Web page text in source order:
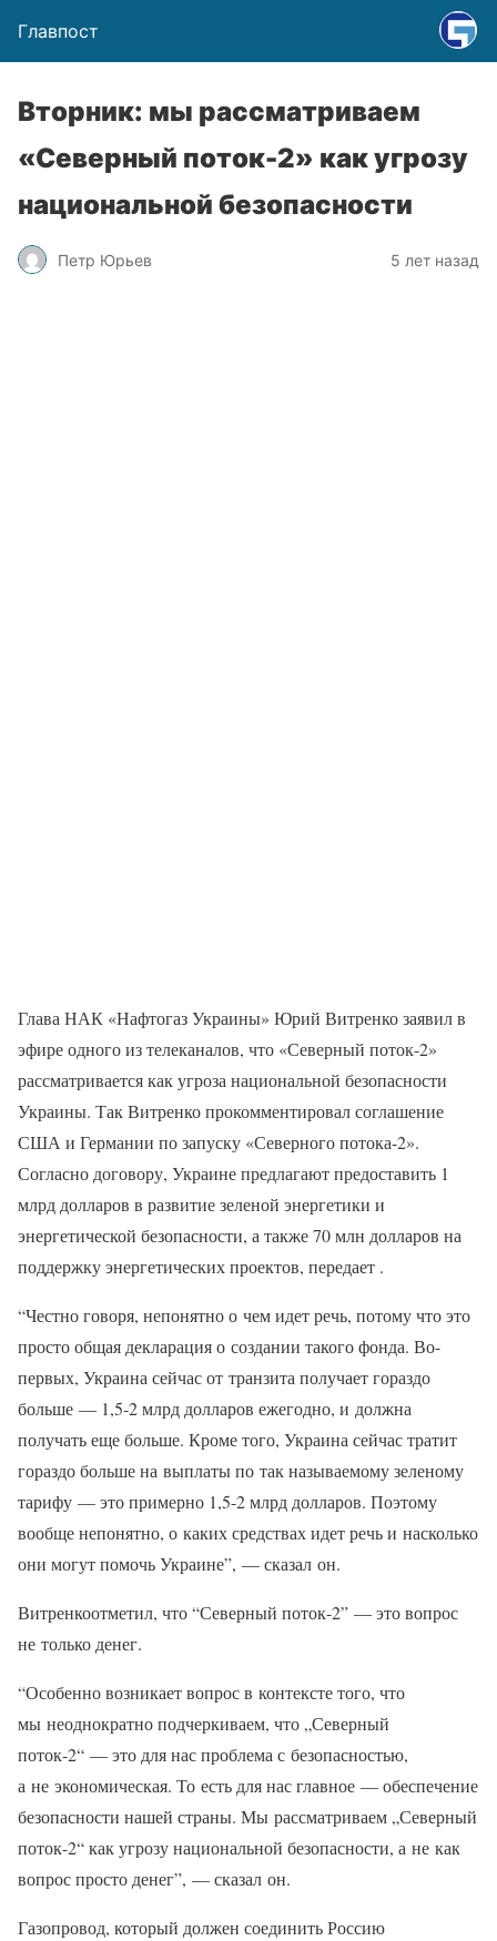
Главпост
Вторник: мы рассматриваем
«Северный поток-2» как угрозу
национальной безопасности
Петр Юрьев 5 лет назад
Глава НАК «Нафтогаз Украины» Юрий Витренко заявил в
эфире одного из телеканалов, что «Северный поток-2»
рассматривается как угроза национальной безопасности
Украины. Так Витренко прокомментировал соглашение
США и Германии по запуску «Северного потока-2».
Согласно договору, Украине предлагают предоставить 1
млрд долларов в развитие зеленой энергетики и
энергетической безопасности, а также 70 млн долларов на
поддержку энергетических проектов, передает .
“Честно говоря, непонятно о чем идет речь, потому что это
просто общая декларация о создании такого фонда. Во-
первых, Украина сейчас от транзита получает гораздо
больше — 1,5-2 млрд долларов ежегодно, и должна
получать еще больше. Кроме того, Украина сейчас тратит
гораздо больше на выплаты по так называемому зеленому
тарифу — это примерно 1,5-2 млрд долларов. Поэтому
вообще непонятно, о каких средствах идет речь и насколько
они могут помочь Украине”, — сказал он.
Витренкоотметил, что “Северный поток-2” — это вопрос
не только денег.
“Особенно возникает вопрос в контексте того, что
мы неоднократно подчеркиваем, что „Северный
поток-2“ — это для нас проблема с безопасностью,
а не экономическая. То есть для нас главное — обеспечение
безопасности нашей страны. Мы рассматриваем „Северный
поток-2“ как угрозу национальной безопасности, а не как
вопрос просто денег”, — сказал он.
Газопровод, который должен соединить Россию